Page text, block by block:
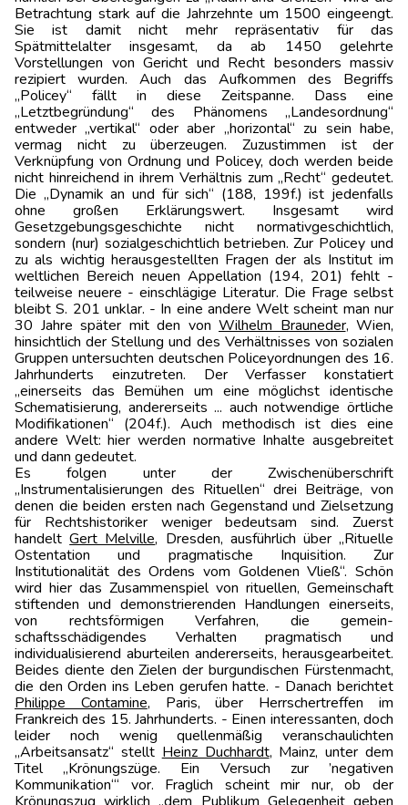
Betrachtung stark auf die Jahrzehnte um 1500 eingeengt.
Sie ist damit nicht mehr repräsentativ für das
Spätmittelalter insgesamt, da ab 1450 gelehrte
Vorstellungen von Gericht und Recht besonders massiv
rezipiert wurden. Auch das Aufkommen des Begriffs
„Policey“ fällt in diese Zeitspanne. Dass eine
„Letztbegründung“ des Phänomens „Landesordnung“
entweder „vertikal“ oder aber „horizontal“ zu sein habe,
vermag nicht zu überzeugen. Zuzustimmen ist der
Verknüpfung von Ordnung und Policey, doch werden beide
nicht hinreichend in ihrem Verhältnis zum „Recht“ gedeutet.
Die „Dynamik an und für sich“ (188, 199f.) ist jedenfalls
ohne großen Erklärungswert. Insgesamt wird
Gesetzgebungsgeschichte nicht normativ­geschichtlich,
sondern (nur) sozialgeschichtlich betrieben. Zur Policey und
zu als wichtig herausgestellten Fragen der als Institut im
weltlichen Bereich neuen Appellation (194, 201) fehlt -
teilweise neuere - einschlägige Literatur. Die Frage selbst
bleibt S. 201 unklar. - In eine andere Welt scheint man nur
30 Jahre später mit den von Wilhelm Brauneder, Wien,
hinsichtlich der Stellung und des Verhältnisses von sozialen
Gruppen untersuchten deutschen Policeyordnungen des 16.
Jahrhunderts einzutreten. Der Verfasser konstatiert
„einerseits das Bemühen um eine möglichst identische
Schematisierung, andererseits ... auch notwendige örtliche
Modifikationen“ (204f.). Auch methodisch ist dies eine
andere Welt: hier werden normative Inhalte ausgebreitet
und dann gedeutet.
Es folgen unter der Zwischenüberschrift
„Instrumentalisierungen des Rituellen“ drei Beiträge, von
denen die beiden ersten nach Gegenstand und Zielsetzung
für Rechtshistoriker weniger bedeutsam sind. Zuerst
handeltGert Melville, Dresden, ausführlich über „Rituelle
Ostentation und pragmatische Inquisition. Zur
Institutionalität des Ordens vom Goldenen Vließ“. Schön
wird hier das Zusammenspiel von rituellen, Gemeinschaft
stiftenden und demonstrierenden Handlungen einerseits,
von rechtsförmigen Verfahren, die gemein­
schaftsschädigendes Verhalten pragmatisch und
individualisierend aburteilen andererseits, herausgearbeitet.
Beides diente den Zielen der burgundischen Fürstenmacht,
die den Orden ins Leben gerufen hatte. - Danach berichtet
Philippe Contamine, Paris, über Herr­schertreffen im
Frankreich des 15. Jahrhunderts. - Einen interessanten, doch
leider noch wenig quellenmäßig veranschaulichten
„Arbeitsansatz“ stellt Heinz Duchhardt, Mainz, unter dem
Titel „Krönungszüge. Ein Versuch zur ’negativen
Kommunikation‘“ vor. Fraglich scheint mir nur, ob der